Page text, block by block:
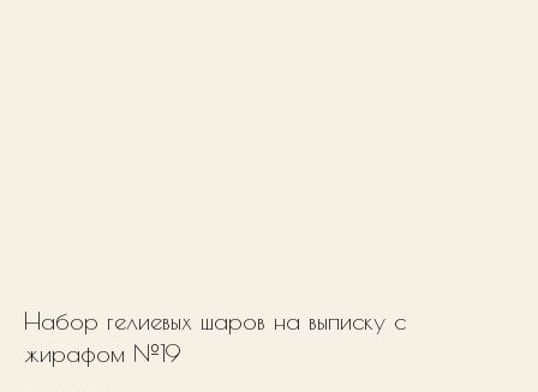
Набор гелиевых шаров на выписку с
жирафом №19